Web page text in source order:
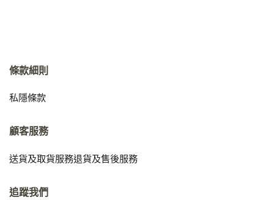
條款細則
私隱條款
顧客服務
送貨及取貨服務退貨及售後服務
追蹤我們